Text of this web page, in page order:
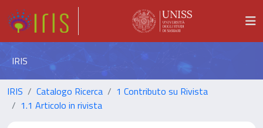
IRIS
IRIS Catalogo Ricerca
1 Contributo su Rivista
1.1 Articolo in rivista